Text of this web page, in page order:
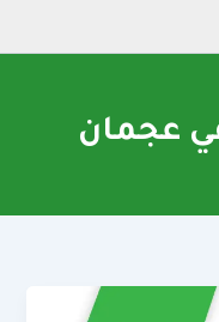
عجمان